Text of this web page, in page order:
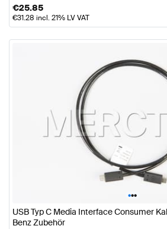
€25.85
€31.28 incl. 21% LV VAT
•••
USB Typ C Media Interface Consumer
Benz Zubehör